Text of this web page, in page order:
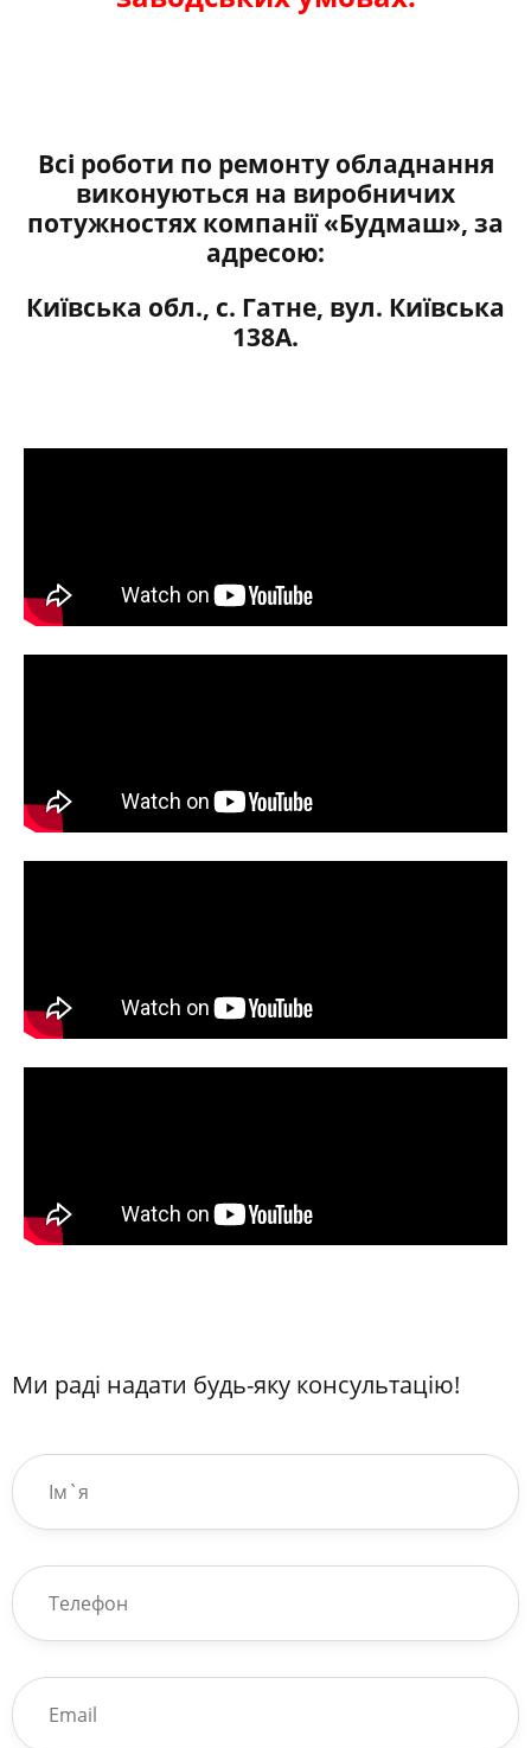
Всі роботи по ремонту обладнання
виконуються на виробничих
потужностях компанії «Будмаш», за
адресою:
Київська обл., с. Гатне, вул. Київська
138А.
Ми раді надати будь-яку консультацію!